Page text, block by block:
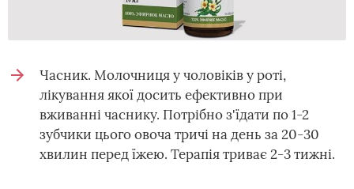
Часник. Молочниця у чоловіків у роті,
лікування якої досить ефективно при
вживанні часнику. Потрібно з'їдати по 1-2
зубчики цього овоча тричі на день за 20-30
хвилин перед їжею. Терапія триває 2-3 тижні.